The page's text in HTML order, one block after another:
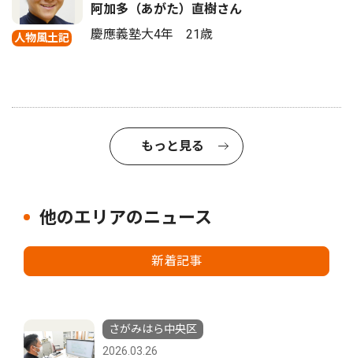
人物風土記
阿加多（あがた）直樹さん
慶應義塾大4年 21歳
もっと見る
他のエリアのニュース
新着記事
さがみはら中央区
2026.03.26